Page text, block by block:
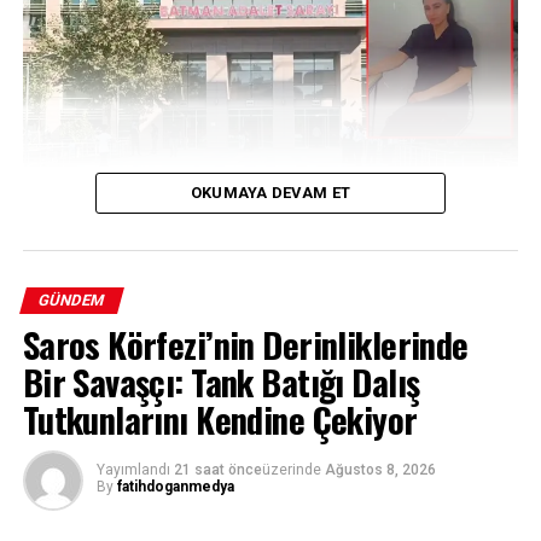
REKLAM
Bir Yıllık Belirsizlik: Evindar Tiğrak’ın
Kaybı
Batman’da 7 Haziran 2025 tarihinden bu yana haber
alınamayan 31 yaşındaki Evindar Tiğrak için başlatılan
soruşturmada çarpıcı gelişmeler yaşandı. Uzun süredir
titizlikle yürütülen çalışmalar, kayıp kadının bir cinayete
kurban gitmiş olabileceği ihtimalini güçlendirirken,
OKUMAYA DEVAM ET
GÜNDEM
Saros Körfezi’nin Derinliklerinde
Bir Savaşçı: Tank Batığı Dalış
Tutkunlarını Kendine Çekiyor
Yayımlandı 21 saat önceüzerinde Ağustos 8, 2026
By fatihdoganmedya